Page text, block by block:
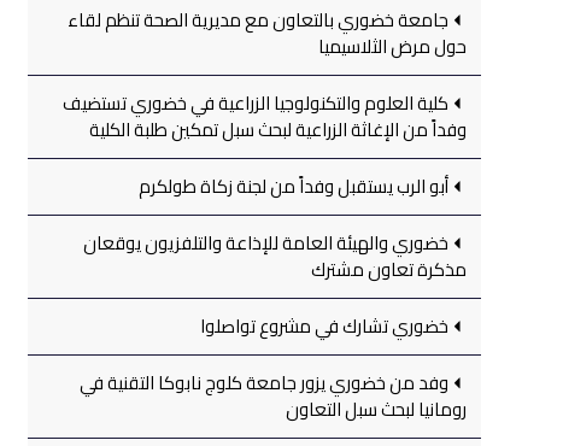
جامعة خضوري بالتعاون مع مديرية الصحة تنظم لقاء
حول مرض الثلاسيميا
كلية العلوم والتكنولوجيا الزراعية في خضوري تستضيف
وفداً من الإغاثة الزراعية لبحث سبل تمكين طلبة الكلية
أبو الرب يستقبل وفداً من لجنة زكاة طولكرم
خضوري والهيئة العامة للإذاعة والتلفزيون يوقعان
مذكرة تعاون مشترك
خضوري تشارك في مشروع تواصلوا
وفد من خضوري يزور جامعة كلوج نابوكا التقنية في
رومانيا لبحث سبل التعاون